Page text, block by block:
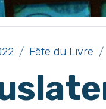
Fête du Livre